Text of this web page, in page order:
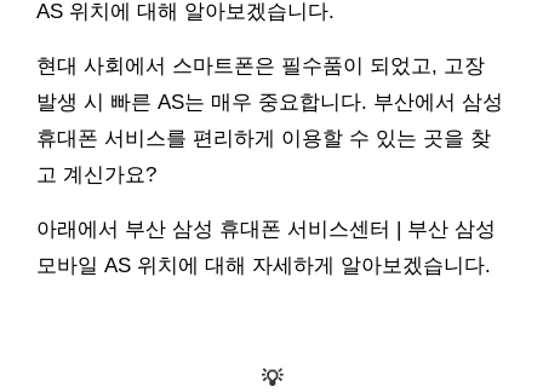
AS 위치에 대해 알아보겠습니다.
현대 사회에서 스마트폰은 필수품이 되었고, 고장
발생 시 빠른 AS는 매우 중요합니다. 부산에서 삼성
휴대폰 서비스를 편리하게 이용할 수 있는 곳을 찾
고 계신가요?
아래에서 부산 삼성 휴대폰 서비스센터 | 부산 삼성
모바일 AS 위치에 대해 자세하게 알아보겠습니다.
💡